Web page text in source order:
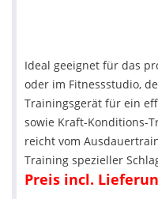
Ideal geeignet für das
oder im Fitnessstudio,
Trainingsgerät für ein
sowie Kraft-Konditions-
reicht vom
Training spezieller
Preis incl.